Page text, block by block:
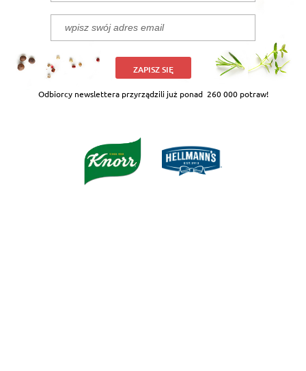
ZAPISZ SIĘ
Odbiorcy newslettera przyrządzili już ponad 260 000 potraw!